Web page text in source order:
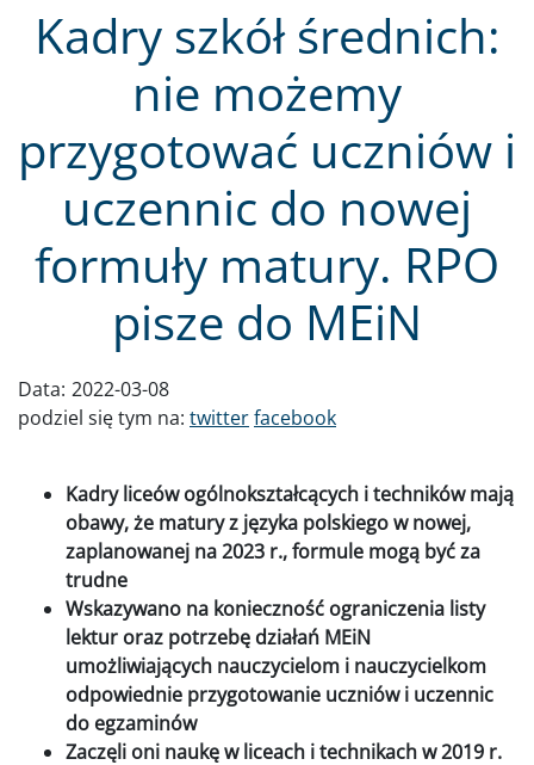
Kadry szkół średnich:
nie możemy
przygotować uczniów i
uczennic do nowej
formuły matury. RPO
pisze do MEiN
Data: 2022-03-08
podziel się tym na: twitterfacebook
Kadry liceów ogólnokształcących i techników mają
obawy, że matury z języka polskiego w nowej,
zaplanowanej na 2023 r., formule mogą być za
trudne
Wskazywano na konieczność ograniczenia listy
lektur oraz potrzebę działań MEiN
umożliwiających nauczycielom i nauczycielkom
odpowiednie przygotowanie uczniów i uczennic
do egzaminów
Zaczęli oni naukę w liceach i technikach w 2019 r.